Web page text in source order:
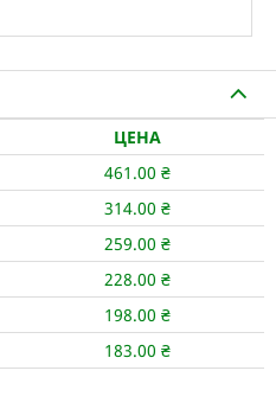
ЦЕНА
461.00 ₴
314.00 ₴
259.00 ₴
228.00 ₴
198.00 ₴
183.00 ₴